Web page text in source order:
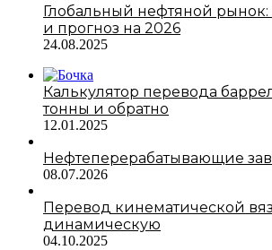
Глобальный нефтяной рынок:
и прогноз на 2026
24.08.2025
Калькулятор перевода
тонны и обратно
12.01.2025
Нефтеперерабатывающие
08.07.2026
Перевод кинематической
динамическую
04.10.2025